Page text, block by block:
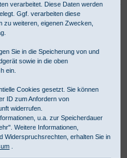
hypoallergen &
OP- und Katheter
Kunden ist Kauf auf
verarbeitet. Diese Daten werden
Ggf. verarbeiten diese
zu weiteren, eigenen Zwecken,
Sie in die Speicherung von und
sowie in die oben
ein.
Cookies gesetzt. Sie können
ID zum Anfordern von
widerrufen.
u.a. zur Speicherdauer
Weitere Informationen,
Widerspruchsrechten, erhalten Sie in